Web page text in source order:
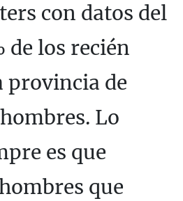
con datos del
de los recién
provincia de
Lo
es que
que